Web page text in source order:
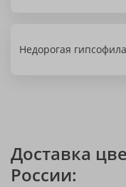
Недорогая гипсофила
Доставка
России: